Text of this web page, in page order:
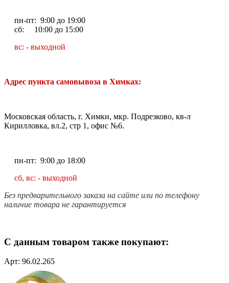
пн-пт: 9:00 до 19:00
сб: 10:00 до 15:00
вс: - выходной
Адрес пункта самовывоза в Химках:
Московская область, г. Химки, мкр. Подрезково, кв-л
Кирилловка, вл.2, стр 1, офис №6.
пн-пт: 9:00 до 18:00
сб, вс: - выходной
Без предварительного заказа на сайте или по телефону
наличие товара не гарантируется
С данным товаром также покупают:
Арт: 96.02.265